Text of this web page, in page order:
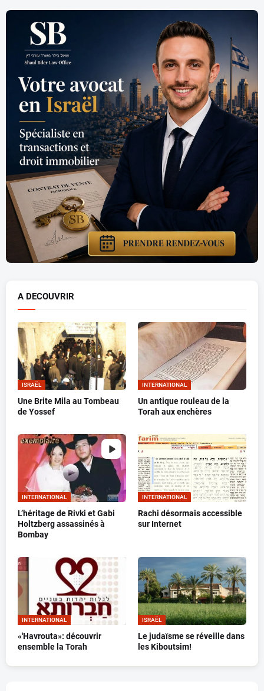
A DECOUVRIR
ISRAËL
Une Brite Mila au Tombeau
de Yossef
INTERNATIONAL
Un antique rouleau de la
Torah aux enchères
INTERNATIONAL
L’héritage de Rivki et Gabi
Holtzberg assassinés à
Bombay
INTERNATIONAL
Rachi désormais accessible
sur Internet
INTERNATIONAL
«'Havrouta»: découvrir
ensemble la Torah
ISRAËL
Le judaïsme se réveille dans
les Kiboutsim!